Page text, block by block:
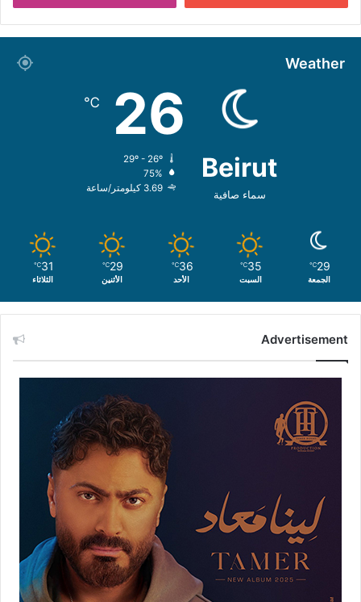
Weather
Beirut
سماء صافية
26
℃
75%
3.69 كيلومتر/ساعة
29
℃
الجمعة
35
℃
السبت
36
℃
الأحد
29
℃
الأثنين
31
℃
الثلاثاء
Advertisement